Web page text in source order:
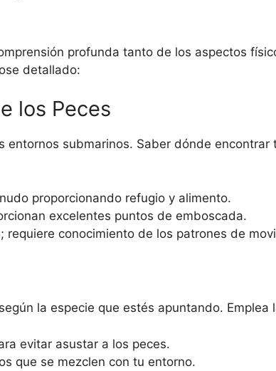
profunda tanto de los aspectos
detallado:
los Peces
submarinos. Saber dónde
proporcionando refugio y alimento.
excelentes puntos de emboscada.
requiere conocimiento de los patrones de
la especie que estés apuntando. Emplea
evitar asustar a los peces.
que se mezclen con tu entorno.